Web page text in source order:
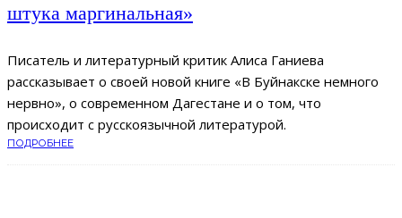
штука маргинальная»
Писатель и литературный критик Алиса Ганиева
рассказывает о своей новой книге «В Буйнакске немного
нервно», о современном Дагестане и о том, что
происходит с русскоязычной литературой.
ПОДРОБНЕЕ